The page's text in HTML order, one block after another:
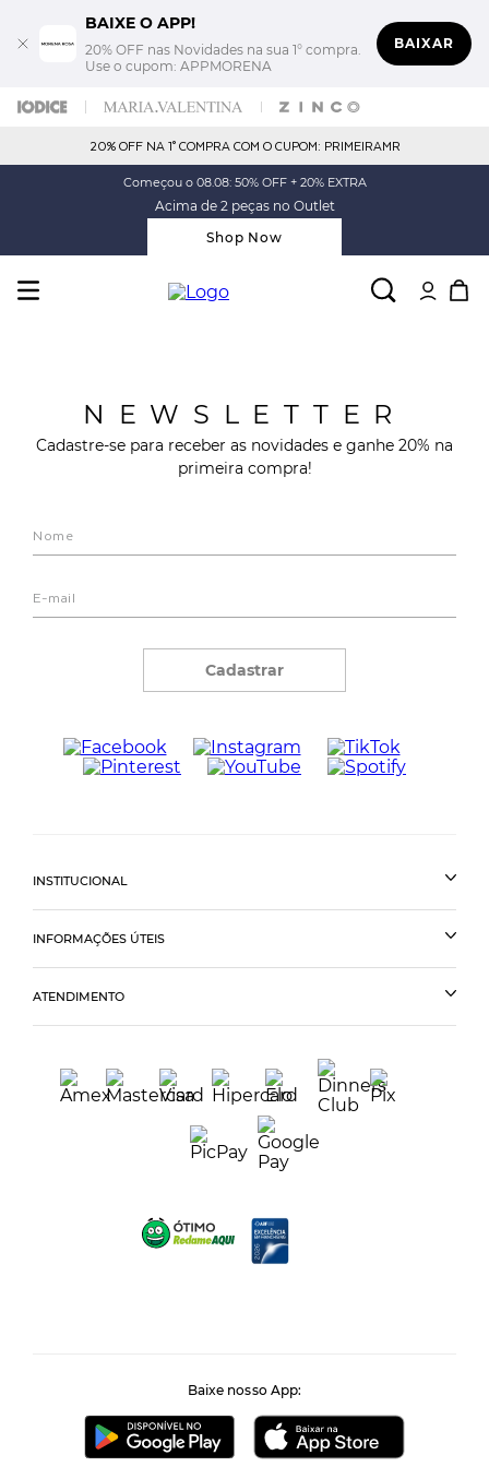
BAIXE O APP!
20% OFF nas Novidades na sua 1° compra.
Use o cupom: APPMORENA
BAIXAR
20% OFF NA 1° COMPRA COM O CUPOM: PRIMEIRAMR
Começou o 08.08: 50% OFF + 20% EXTRA
Acima de 2 peças no Outlet
Shop Now
NEWSLETTER
Cadastre-se para receber as novidades e ganhe 20% na
primeira compra!
Cadastrar
INSTITUCIONAL
INFORMAÇÕES ÚTEIS
ATENDIMENTO
Baixe nosso App: